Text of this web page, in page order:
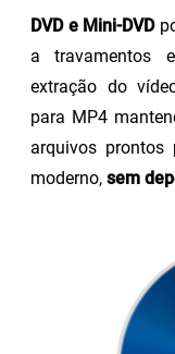
DVD e Mini-DVD
a travamentos
extração do
para MP4
arquivos prontos
moderno, sem